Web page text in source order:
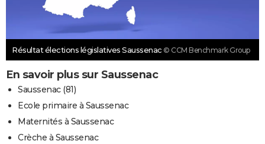
Résultat élections législatives Saussenac © CCM Benchmark Group
En savoir plus sur Saussenac
Saussenac (81)
Ecole primaire à Saussenac
Maternités à Saussenac
Crèche à Saussenac